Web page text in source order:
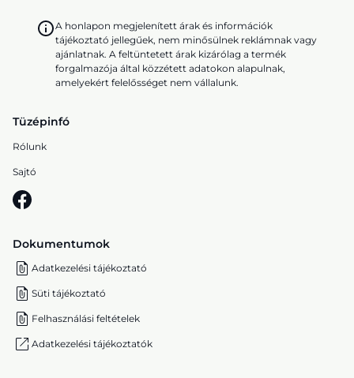
A honlapon megjelenített árak és információk
tájékoztató jellegűek, nem minősülnek reklámnak vagy
ajánlatnak. A feltüntetett árak kizárólag a termék
forgalmazója által közzétett adatokon alapulnak,
amelyekért felelősséget nem vállalunk.
Tüzépinfó
Rólunk
Sajtó
Dokumentumok
Adatkezelési tájékoztató
Süti tájékoztató
Felhasználási feltételek
Adatkezelési tájékoztatók